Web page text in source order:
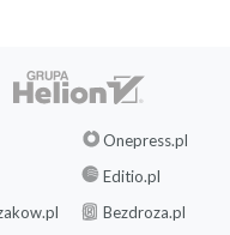
Onepress.pl
Editio.pl
Bezdroza.pl